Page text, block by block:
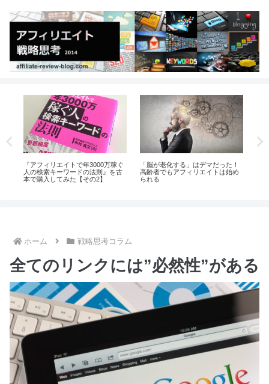
「脳が老化する」はデマだった！
高齢者でもアフィリエイトは始め
られる
「さて、何の記事を書こうか
な？」では遅すぎる
ホーム 戦略思考コラム
全てのリンクには”必然性”がある